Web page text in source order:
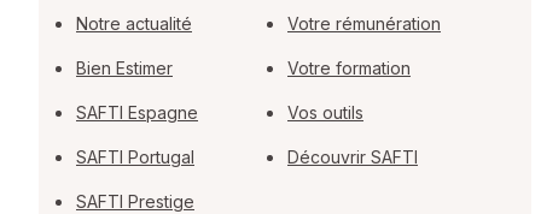
Notre actualité
Bien Estimer
SAFTI Espagne
SAFTI Portugal
SAFTI Prestige
Votre rémunération
Votre formation
Vos outils
Découvrir SAFTI